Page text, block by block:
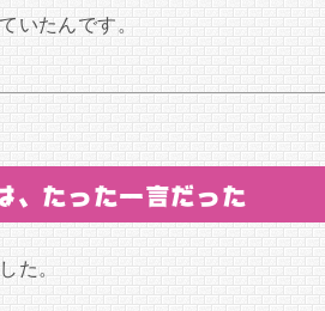
いたんです。
、たった一言だった
た。